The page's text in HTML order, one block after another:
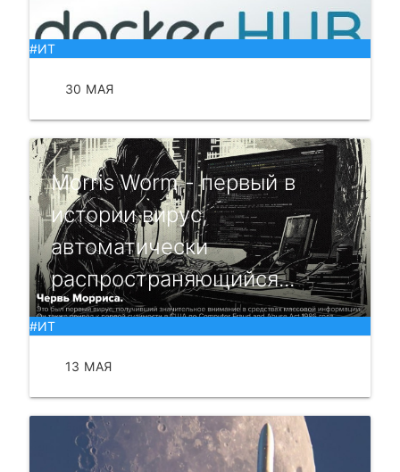
#ИТ
30 МАЯ
Morris Worm - первый в
истории вирус,
автоматически
распространяющийся...
#ИТ
13 МАЯ